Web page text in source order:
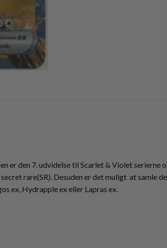
er den 7. udvidelse til Scarlet & Violet serierne
rare(SR). Desuden er det muligt at samle
ex, Hydrapple ex eller Lapras ex.